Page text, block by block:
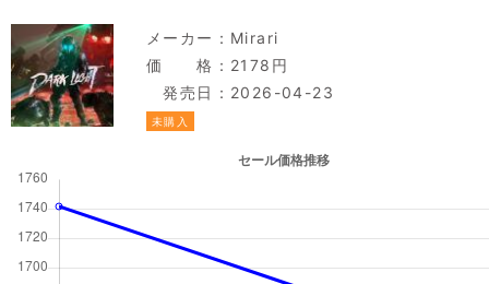
メーカー： Mirari
価 格：2178円
発売日：2026-04-23
未購入